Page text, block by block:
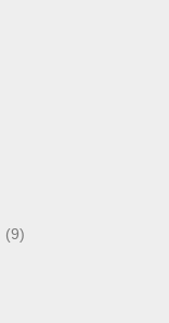
(9)